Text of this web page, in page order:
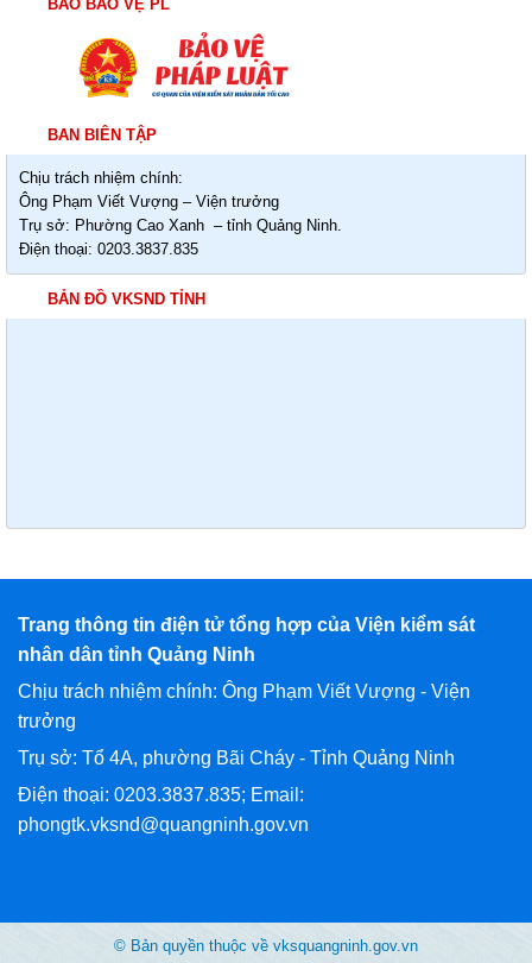
BÁO BẢO VỆ PL
BAN BIÊN TẬP
Chịu trách nhiệm chính:
Ông Phạm Viết Vượng – Viện trưởng
Trụ sở: Phường Cao Xanh – tỉnh Quảng Ninh.
Điện thoại: 0203.3837.835
BẢN ĐỒ VKSND TỈNH
Trang thông tin điện tử tổng hợp của Viện kiểm sát
nhân dân tỉnh Quảng Ninh
Chịu trách nhiệm chính: Ông Phạm Viết Vượng - Viện
trưởng
Trụ sở: Tổ 4A, phường Bãi Cháy - Tỉnh Quảng Ninh
Điện thoại: 0203.3837.835; Email:
phongtk.vksnd@quangninh.gov.vn
© Bản quyền thuộc về vksquangninh.gov.vn